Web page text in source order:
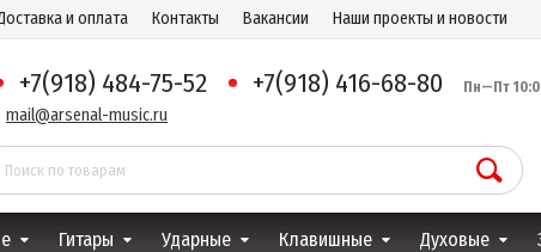
и оплата Контакты Вакансии Наши проекты и новости
+7(918) 484-75-52 +7(918) 416-68-80 Пн—Пт
mail@arsenal-music.ru
Гитары Ударные Клавишные Духовые